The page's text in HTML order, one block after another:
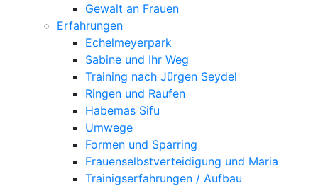
Gewalt an Frauen
Erfahrungen
Echelmeyerpark
Sabine und Ihr Weg
Training nach Jürgen Seydel
Ringen und Raufen
Habemas Sifu
Umwege
Formen und Sparring
Frauenselbstverteidigung und Maria
Trainigserfahrungen / Aufbau